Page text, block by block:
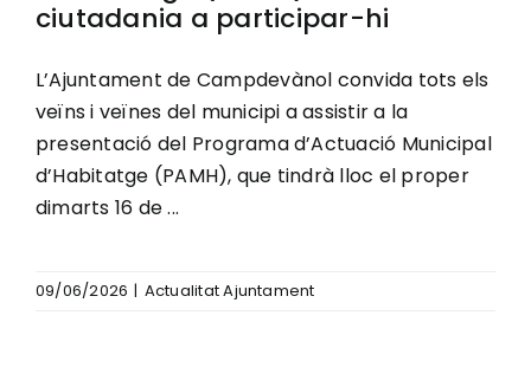
ciutadania a participar-hi
L’Ajuntament de Campdevànol convida tots els
veïns i veïnes del municipi a assistir a la
presentació del Programa d’Actuació Municipal
d’Habitatge (PAMH), que tindrà lloc el proper
dimarts 16 de ...
09/06/2026 | Actualitat Ajuntament